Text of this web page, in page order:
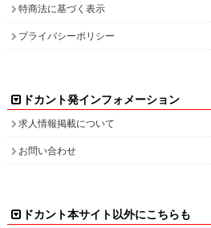
特商法に基づく表示
プライバシーポリシー
ドカント発インフォメーション
求人情報掲載について
お問い合わせ
ドカント本サイト以外にこちらも